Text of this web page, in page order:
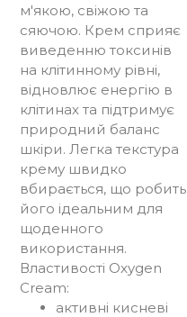
м'якою, свіжою та
сяючою. Крем сприяє
виведенню токсинів
на клітинному рівні,
відновлює енергію в
клітинах та підтримує
природний баланс
шкіри. Легка текстура
крему швидко
вбирається, що робить
його ідеальним для
щоденного
використання.
Властивості Oxygen
Cream:
активні кисневі